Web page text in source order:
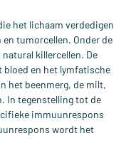
het lichaam verdedigen
tumorcellen. Onder de
killercellen. De
bloed en het lymfatische
het beenmerg, de milt,
In tegenstelling tot de
immuunrespons
wordt het